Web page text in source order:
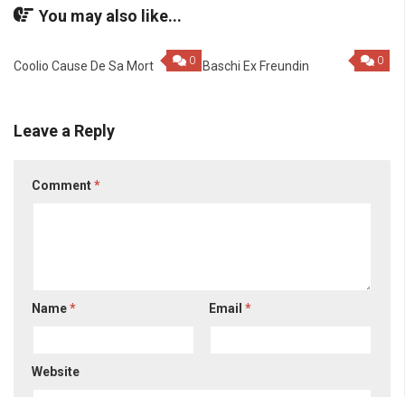
You may also like...
0
Coolio Cause De Sa Mort 0
Baschi Ex Freundin
Leave a Reply
Comment*
Name* Email*
Website